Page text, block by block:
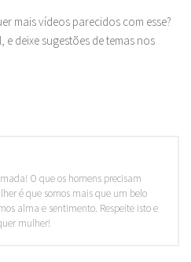
mais vídeos parecidos com esse?
deixe sugestões de temas nos
O que os homens precisam
é que somos mais que um belo
alma e sentimento. Respeite isto e
mulher!